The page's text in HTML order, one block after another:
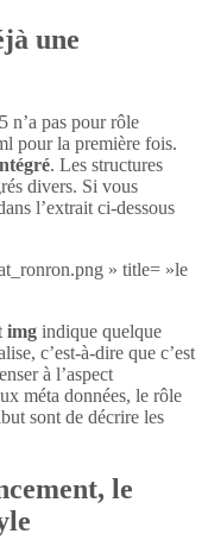
une
n’a pas pour rôle
pour la première fois.
. Les structures
divers. Si vous
l’extrait ci-dessous
» title= »le
img indique quelque
c’est-à-dire que c’est
à l’aspect
méta données, le rôle
sont de décrire les
le